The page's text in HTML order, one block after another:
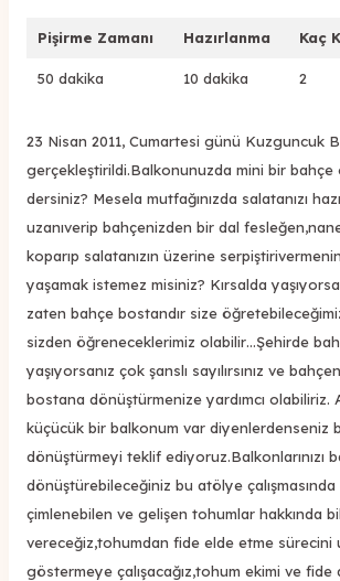
Pişirme Zamanı Hazırlanma Kaç
50 dakika 10 dakika 2
23 Nisan 2011, Cumartesi günü Kuzguncuk
gerçekleştirildi.Balkonunuzda mini bir bahçe
dersiniz? Mesela mutfağınızda salatanızı
uzanıverip bahçenizden bir dal
koparıp salatanızın üzerine
yaşamak istemez misiniz? Kırsalda
zaten bahçe bostandır size
sizden öğreneceklerimiz olabilir…Şehirde
yaşıyorsanız çok şanslı sayılırsınız ve
bostana dönüştürmenize yardımcı olabiliriz.
küçücük bir balkonum var diyenlerdenseniz
dönüştürmeyi teklif ediyoruz.Balkonlarınızı
dönüştürebileceğiniz bu atölye
çimlenebilen ve gelişen tohumlar hakkında
vereceğiz,tohumdan fide elde etme sürecini
göstermeye çalışacağız,tohum ekimi ve fide